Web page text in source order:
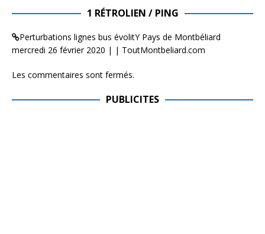
1 RÉTROLIEN / PING
Perturbations lignes bus évolitY Pays de Montbéliard
mercredi 26 février 2020 | | ToutMontbeliard.com
Les commentaires sont fermés.
PUBLICITES